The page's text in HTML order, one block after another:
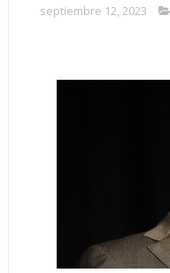
septiembre 12, 2023